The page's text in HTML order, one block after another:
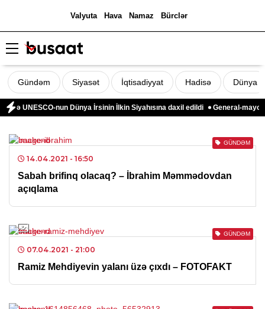
Valyuta Hava Namaz Bürclər
Gündəm Siyasət İqtisadiyyat Hadisə Dünya
UNESCO-nun Dünya İrsinin İlkin Siyahısına daxil edildi General-mayor
GÜNDƏM
14.04.2021 - 16:50
Sabah brifinq olacaq? – İbrahim Məmmədovdan
açıqlama
GÜNDƏM
07.04.2021 - 21:00
Ramiz Mehdiyevin yalanı üzə çıxdı – FOTOFAKT